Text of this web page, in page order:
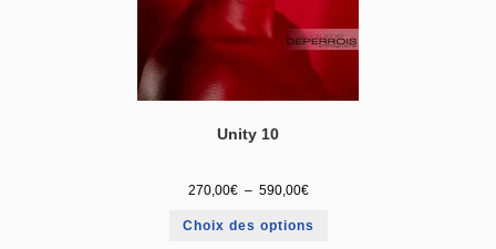
Unity 10
270,00€ – 590,00€
Choix des options